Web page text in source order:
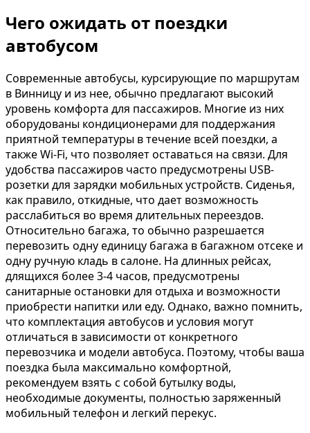
Чего ожидать от поездки
автобусом
Современные автобусы, курсирующие по маршрутам
в Винницу и из нее, обычно предлагают высокий
уровень комфорта для пассажиров. Многие из них
оборудованы кондиционерами для поддержания
приятной температуры в течение всей поездки, а
также Wi-Fi, что позволяет оставаться на связи. Для
удобства пассажиров часто предусмотрены USB-
розетки для зарядки мобильных устройств. Сиденья,
как правило, откидные, что дает возможность
расслабиться во время длительных переездов.
Относительно багажа, то обычно разрешается
перевозить одну единицу багажа в багажном отсеке и
одну ручную кладь в салоне. На длинных рейсах,
длящихся более 3-4 часов, предусмотрены
санитарные остановки для отдыха и возможности
приобрести напитки или еду. Однако, важно помнить,
что комплектация автобусов и условия могут
отличаться в зависимости от конкретного
перевозчика и модели автобуса. Поэтому, чтобы ваша
поездка была максимально комфортной,
рекомендуем взять с собой бутылку воды,
необходимые документы, полностью заряженный
мобильный телефон и легкий перекус.